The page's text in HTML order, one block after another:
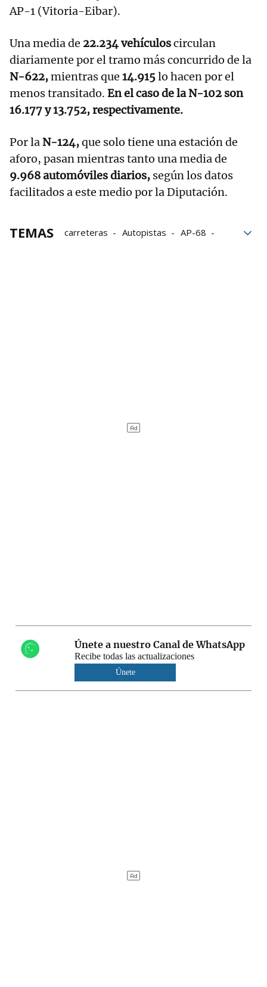
AP-1 (Vitoria-Eibar).
Una media de 22.234 vehículoscirculan
diariamente por el tramo más concurrido de la
N-622,mientras que 14.915lo hacen por el
menos transitado. En el caso de la N-102 son
16.177 y 13.752, respectivamente.
Por la N-124,que solo tiene una estación de
aforo, pasan mientras tanto una media de
9.968 automóviles diarios, según los datos
facilitados a este medio por la Diputación.
TEMAS carreteras Autopistas
AP-68
Únete a nuestro Canal de WhatsApp
Recibe todas las actualizaciones
Únete